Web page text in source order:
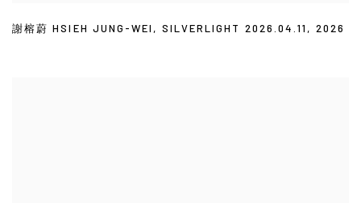
謝榕蔚 HSIEH JUNG-WEI , SILVERLIGHT 2026.04.11 , 2026